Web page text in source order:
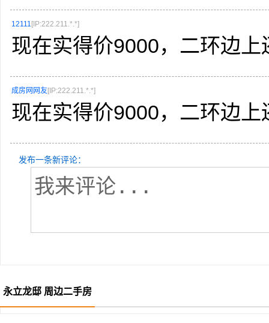
12111 [IP:222.211.*.*]
现在实得价9000，二环边上
成房网网友[IP:222.211.*.*]
现在实得价9000，二环边上
发布一条新评论：
永立龙邸 周边二手房